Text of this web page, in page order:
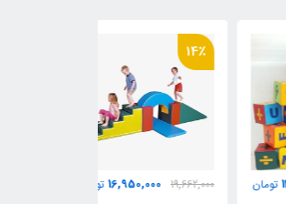
19,662,000
16,950,000 تومان